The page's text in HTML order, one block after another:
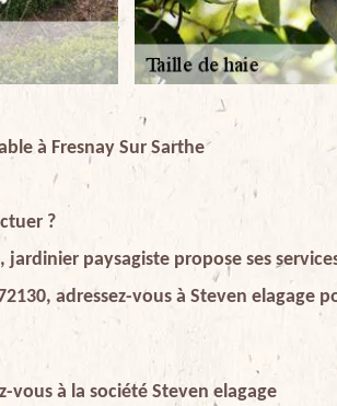
à Fresnay Sur Sarthe
?
jardinier paysagiste propose ses
adressez-vous à Steven elagage
vous à la société Steven elagage